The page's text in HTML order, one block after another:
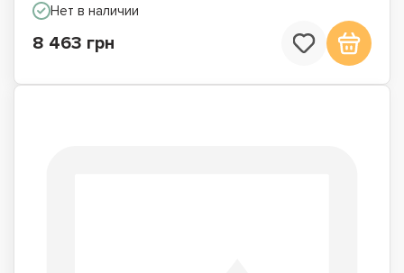
Нет в наличии
8 463 грн